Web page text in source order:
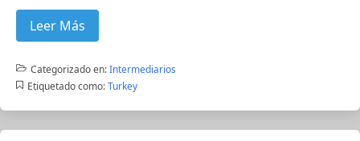
Leer Más
Categorizado en:Intermediarios
Etiquetado como: Turkey